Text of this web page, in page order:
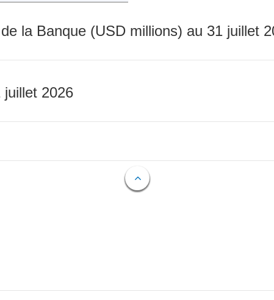
la Banque (USD millions) au 31 juillet
2026